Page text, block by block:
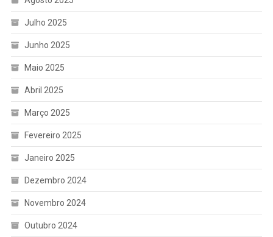
Julho 2025
Junho 2025
Maio 2025
Abril 2025
Março 2025
Fevereiro 2025
Janeiro 2025
Dezembro 2024
Novembro 2024
Outubro 2024